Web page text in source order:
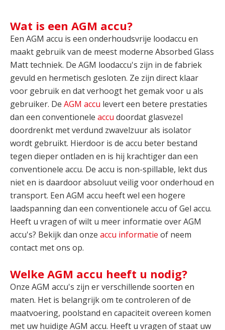
Wat is een AGM accu?
Een AGM accu is een onderhoudsvrije loodaccu en
maakt gebruik van de meest moderne Absorbed Glass
Matt techniek. De AGM loodaccu's zijn in de fabriek
gevuld en hermetisch gesloten. Ze zijn direct klaar
voor gebruik en dat verhoogt het gemak voor u als
gebruiker. De AGM accu levert een betere prestaties
dan een conventionele accu doordat glasvezel
doordrenkt met verdund zwavelzuur als isolator
wordt gebruikt. Hierdoor is de accu beter bestand
tegen dieper ontladen en is hij krachtiger dan een
conventionele accu. De accu is non-spillable, lekt dus
niet en is daardoor absoluut veilig voor onderhoud en
transport. Een AGM accu heeft wel een hogere
laadspanning dan een conventionele accu of Gel accu.
Heeft u vragen of wilt u meer informatie over AGM
accu's? Bekijk dan onze accu informatie of neem
contact met ons op.
Welke AGM accu heeft u nodig?
Onze AGM accu's zijn er verschillende soorten en
maten. Het is belangrijk om te controleren of de
maatvoering, poolstand en capaciteit overeen komen
met uw huidige AGM accu. Heeft u vragen of staat uw